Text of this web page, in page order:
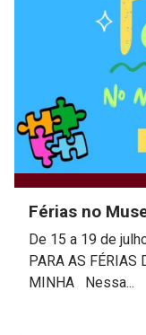
Férias no
De 15 a 19 de julho de 2024. QUEM
PARA AS FÉRIAS DE JULHO?
MINHA Nessa...